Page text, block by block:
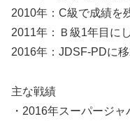
2010年：C級で成績を
2011年：Ｂ級1年目に
2016年：JDSF-PDに
主な戦績
・2016年スーパージ